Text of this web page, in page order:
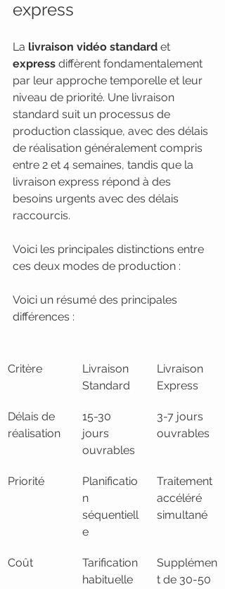
express
La livraison vidéo standard et
express diffèrent fondamentalement
par leur approche temporelle et leur
niveau de priorité. Une livraison
standard suit un processus de
production classique, avec des délais
de réalisation généralement compris
entre 2 et 4 semaines, tandis que la
livraison express répond à des
besoins urgents avec des délais
raccourcis.
Voici les principales distinctions entre
ces deux modes de production :
Voici un résumé des principales
différences :
Critère
Livraison
Standard
Livraison
Express
Délais de
réalisation
15-30
jours
ouvrables
3-7 jours
ouvrables
Priorité
Planificatio
n
séquentiell
e
Traitement
accéléré
simultané
Coût
Tarification
habituelle
Supplémen
t de 30-50